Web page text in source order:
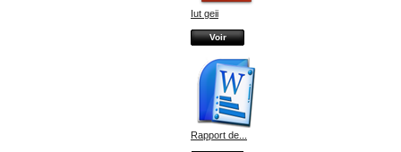
Iut geii
Voir
Rapport de...